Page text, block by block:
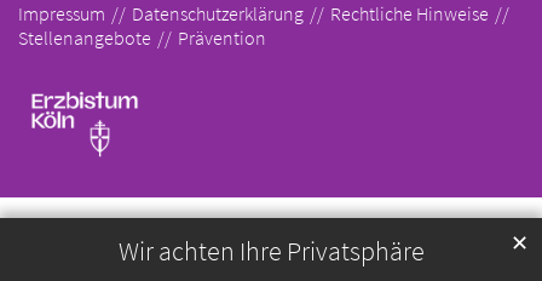
Wir achten Ihre Privatsphäre ✕
Impressum Datenschutzerklärung
Rechtliche Hinweise
Stellenangebote
Prävention